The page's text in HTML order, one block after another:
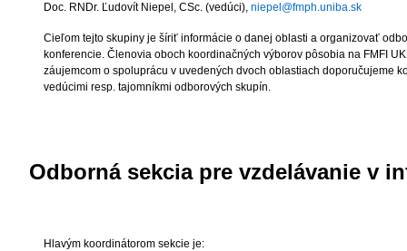
Doc. RNDr. Ľudovít Niepel, CSc. (vedúci), niepel@fmph.uniba.sk
Cieľom tejto skupiny je šíriť informácie o danej oblasti a organizovať
konferencie. Členovia oboch koordinačných výborov pôsobia na FMFI
záujemcom o spoluprácu v uvedených dvoch oblastiach doporučujeme
vedúcimi resp. tajomníkmi odborových skupín.
Odborná sekcia pre vzdelávanie v
Hlavým koordinátorom sekcie je: